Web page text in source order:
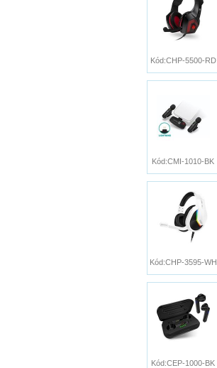
Kód:CHP-5500-RD
Kód:CMI-1010-BK
Kód:CHP-3595-WH
Kód:CEP-1000-BK